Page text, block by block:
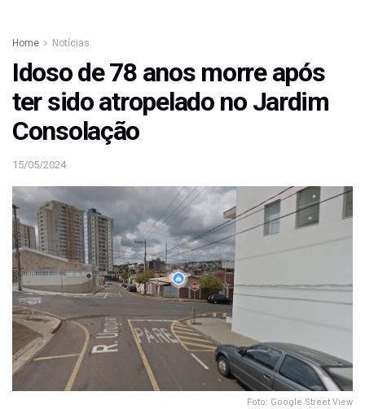
Home Notícias
Idoso de 78 anos morre após
ter sido atropelado no Jardim
Consolação
15/05/2024
Foto: Google Street View